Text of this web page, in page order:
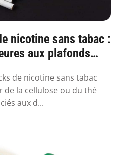
nicotine sans tabac :
aux plafonds
de nicotine sans tabac
de la cellulose ou du thé
aux d...